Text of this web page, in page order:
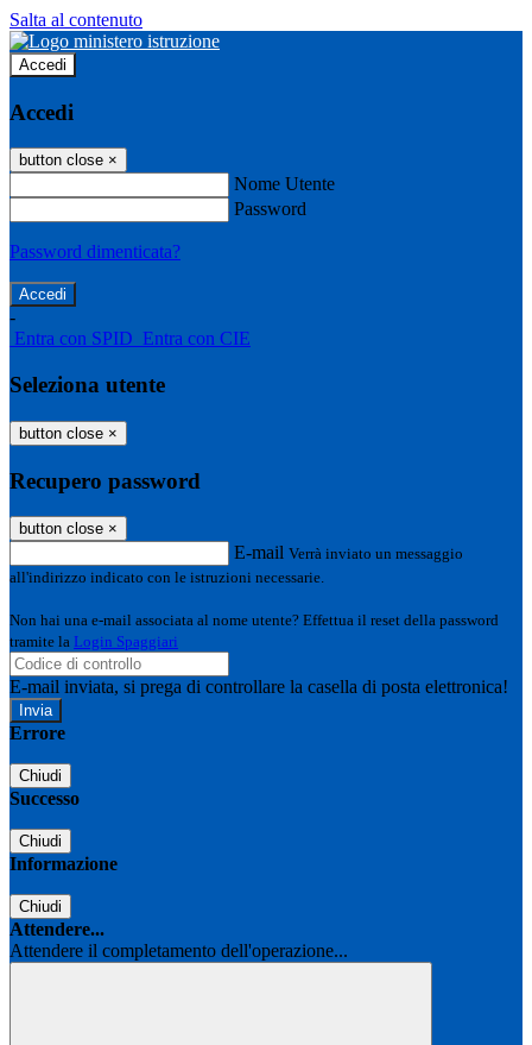
Salta al contenuto
Accedi
Accedi
button close ×
Nome Utente
Password
Password dimenticata?
-
Entra con SPID Entra con CIE
Seleziona utente
button close ×
Recupero password
button close ×
E-mail Verrà inviato un messaggio
all'indirizzo indicato con le istruzioni necessarie.
Non hai una e-mail associata al nome utente? Effettua il reset della password
tramite la Login Spaggiari
E-mail inviata, si prega di controllare la casella di posta elettronica!
Errore
Chiudi
Successo
Chiudi
Informazione
Chiudi
Attendere...
Attendere il completamento dell'operazione...